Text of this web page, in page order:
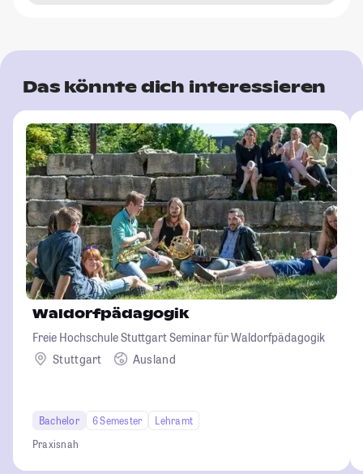
Das könnte dich interessieren
Waldorfpädagogik
Freie Hochschule Stuttgart Seminar für Waldorfpädagogik
Stuttgart
Ausland
Bachelor 6 Semester
Lehramt
Praxisnah